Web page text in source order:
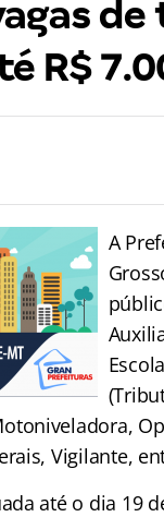
de
R$
A
Vigilante,
até o dia 19